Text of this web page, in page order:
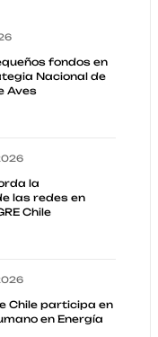
fondos en
Nacional de
Aves
la
las redes en
Chile
Chile participa en
en Energía